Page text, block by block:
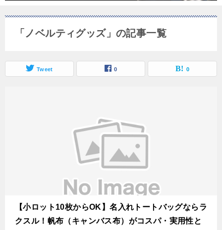
「ノベルティグッズ」の記事一覧
Tweet 0 0
【小ロット10枚からOK】名入れトートバッグならラ
クスル！帆布（キャンバス布）がコスパ・実用性と